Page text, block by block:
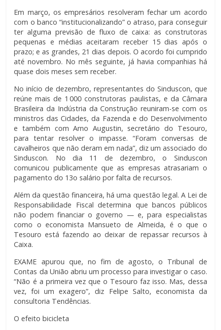
Em março, os empresários resolveram fechar um acordo
com o banco “institucionalizando” o atraso, para conseguir
ter alguma previsão de fluxo de caixa: as construtoras
pequenas e médias aceitaram receber 15 dias após o
prazo; e as grandes, 21 dias depois. O acordo foi cumprido
até novembro. No mês seguinte, já havia companhias há
quase dois meses sem receber.
No início de dezembro, representantes do Sinduscon, que
reúne mais de 1 000 construtoras paulistas, e da Câmara
Brasileira da Indústria da Construção reuniram-se com os
ministros das Cidades, da Fazenda e do Desenvolvimento
e também com Arno Augustin, secretário do Tesouro,
para tentar resolver o impasse. “Foram conversas de
cavalheiros que não deram em nada”, diz um associado do
Sinduscon. No dia 11 de dezembro, o Sinduscon
comunicou publicamente que as empresas atrasariam o
pagamento do 13o salário por falta de recursos.
Além da questão financeira, há uma questão legal. A Lei de
Responsabilidade Fiscal determina que bancos públicos
não podem financiar o governo — e, para especialistas
como o economista Mansueto de Almeida, é o que o
Tesouro está fazendo ao deixar de repassar recursos à
Caixa.
EXAME apurou que, no fim de agosto, o Tribunal de
Contas da União abriu um processo para investigar o caso.
“Não é a primeira vez que o Tesouro faz isso. Mas, dessa
vez, foi um exagero”, diz Felipe Salto, economista da
consultoria Tendências.
O efeito bicicleta